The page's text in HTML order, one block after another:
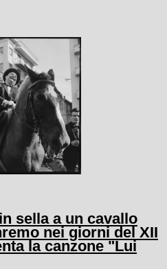
sella a un cavallo
nei giorni del XII
la canzone "Lui